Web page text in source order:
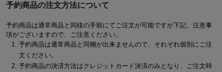
予約商品の注文方法について
予約商品は通常商品と同様の手順にてご注文が可能ですが下記、注意事
項がございますので、ご注意ください。
予約商品は通常商品と同梱が出来ませんので、それぞれ個別にご注
文ください。
予約商品の決済方法はクレジットカード決済のみとなり、ご注文時